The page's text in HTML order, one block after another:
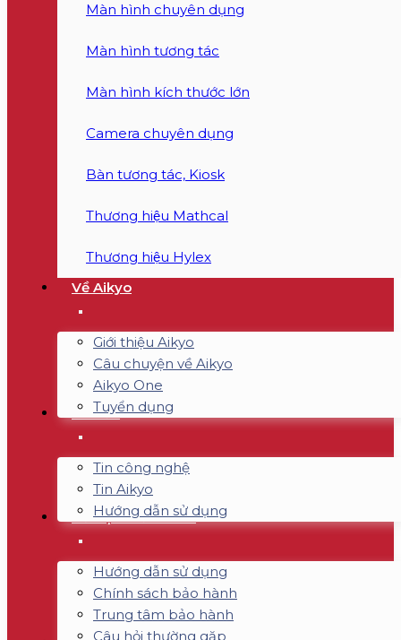
Màn hình chuyên dụng
Màn hình tương tác
Màn hình kích thước lớn
Camera chuyên dụng
Bàn tương tác, Kiosk
Thương hiệu Mathcal
Thương hiệu Hylex
Về Aikyo
Giới thiệu Aikyo
Câu chuyện về Aikyo
Aikyo One
Tuyển dụng
Tin tức
Tin công nghệ
Tin Aikyo
Hướng dẫn sử dụng
Hỗ trợ & Bảo hành
Hướng dẫn sử dụng
Chính sách bảo hành
Trung tâm bảo hành
Câu hỏi thường gặp